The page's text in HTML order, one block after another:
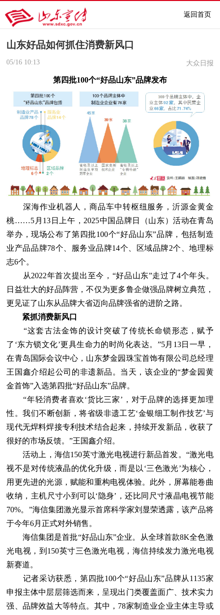
返回首页
山东好品如何抓住消费新风口
05/16 10:13 大众日报
第四批100个“好品山东”品牌发布
深海作业机器人，商品车中转枢纽服务，沂源金黄金
桃……5月13日上午，2025中国品牌日（山东）活动在青岛
举办，现场公布了第四批100个“好品山东”品牌，包括制造
业产品品牌78个、服务业品牌14个、区域品牌2个、地理标
志6个。
从2022年首次提出至今，“好品山东”走过了4个年头。
日益壮大的好品阵营，不仅为更多鲁企做强品牌树立典范，
更见证了山东从品牌大省迈向品牌强省的进阶之路。
紧抓消费新风口
“这套古法金饰的设计突破了传统长命锁形态，赋予
了‘东方锁文化’更具生命力的时尚化表达。”5月13日一早，
在青岛国际会议中心，山东梦金园珠宝首饰有限公司总经理
王国鑫介绍起公司的非遗新品。当天，该企业的“梦金园黄
金首饰”入选第四批“好品山东”品牌。
“年轻消费者喜欢‘货比三家’，对于品牌的选择更加理
性。我们不断创新，将省级非遗工艺‘金银细工制作技艺’与
现代无焊料焊接专利技术结合起来，持续开发新品，收获了
很好的市场反馈。”王国鑫介绍。
活动上，海信150英寸激光电视进行新品首发。“激光电
视不是对传统液晶的优化升级，而是以‘三色激光’为核心，
用更先进的光源，赋能和重构电视体验。此外，屏幕能卷曲
收纳，主机尺寸小到可以‘隐身’，还比同尺寸液晶电视节能
70%。”海信集团激光显示首席科学家刘显荣透露，该产品将
于今年6月正式对外销售。
海信集团是首批“好品山东”企业。从全球首款8K全色激
光电视，到150英寸三色激光电视，海信持续发力激光电视
新赛道。
记者采访获悉，第四批100个“好品山东”品牌从1135家
申报主体中层层筛选而来，呈现出门类覆盖面广、技术实力
强、品牌效益大等特点。其中，78家制造业企业主体主导或